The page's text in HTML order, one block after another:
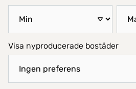
Visa nyproducerade bostäder